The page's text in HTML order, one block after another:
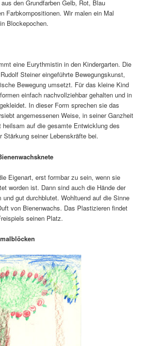
den Grundfarben Gelb, Rot, Blau
Farbkompositionen. Wir malen ein Mal
Blockepochen.
eine Eurythmistin in den Kindergarten. Die
Steiner eingeführte Bewegungskunst,
Bewegung umsetzt. Für das kleine Kind
einfach nachvollziehbar gehalten und in
In dieser Form sprechen sie das
angemessenen Weise, in seiner Ganzheit
auf die gesamte Entwicklung des
Stärkung seiner Lebenskräfte bei.
Eigenart, erst formbar zu sein, wenn sie
worden ist. Dann sind auch die Hände der
und gut durchblutet. Wohltuend auf die Sinne
von Bienenwachs. Das Plastizieren findet
seinen Platz.